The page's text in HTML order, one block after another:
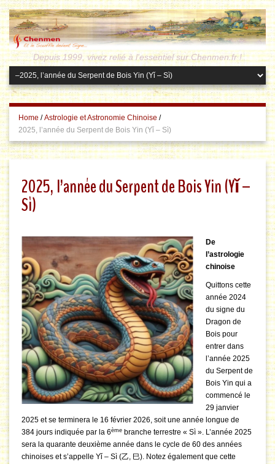
Depuis 1999, vivez relié à l'essentiel sur Chenmen.fr !
Home / Astrologie et Astronomie Chinoise /
2025, l’année du Serpent de Bois Yin (Yǐ – Sì)
2025, l’année du Serpent de Bois Yin (Yǐ –
Sì)
De
l’astrologie
chinoise
Quittons cette
année 2024
du signe du
Dragon de
Bois pour
entrer dans
l’année 2025
du Serpent de
Bois Yin qui a
commencé le
29 janvier
2025 et se terminera le 16 février 2026, soit une année longue de
384 jours indiquée par la 6ème branche terrestre « Sì ». L’année 2025
sera la quarante deuxième année dans le cycle de 60 des années
chinoises et s’appelle Yǐ – Sì (乙, 巳). Notez également que cette